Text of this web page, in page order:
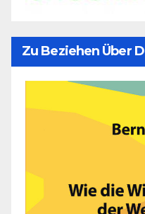
Zu Beziehen Über